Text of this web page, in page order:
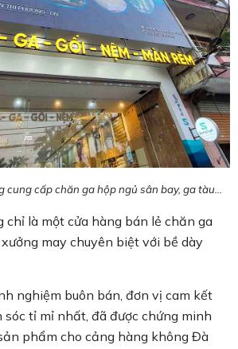
cung cấp chăn ga hộp ngủ sân bay, ga tàu...
chỉ là một cửa hàng bán lẻ chăn ga
may chuyên biệt với bề dày
nghiệm buôn bán, đơn vị cam kết
sóc tỉ mỉ nhất, đã được chứng minh
phẩm cho cảng hàng không Đà